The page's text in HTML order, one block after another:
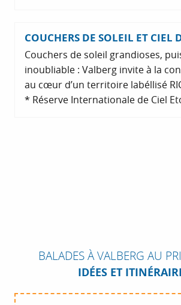
COUCHERS DE SOLEIL ET CIEL
Couchers de soleil grandioses,
inoubliable : Valberg invite à la
au cœur d’un territoire labéllisé
* Réserve Internationale de Ciel
BALADES À VALBERG AU
IDÉES ET